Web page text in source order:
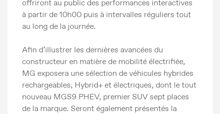
offriront au public des performances interactives
à partir de 10h00 puis à intervalles réguliers tout
au long de la journée.
Afin d’illustrer les dernières avancées du
constructeur en matière de mobilité électrifiée,
MG exposera une sélection de véhicules hybrides
rechargeables, Hybrid+ et électriques, dont le tout
nouveau MGS9 PHEV, premier SUV sept places
de la marque. Seront également présentés la